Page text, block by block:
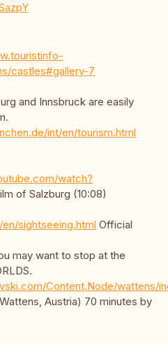
castles#gallery-7
and Innsbruck are easily
int/en/tourism.html
watch?
of Salzburg (10:08)
sightseeing.html Official
may want to stop at the
Content.Node/wattens/
Austria) 70 minutes by